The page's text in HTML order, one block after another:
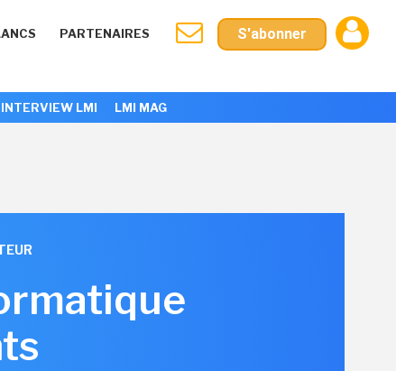
PARTENAIRES S'abonner
INTERVIEW LMI LMI MAG